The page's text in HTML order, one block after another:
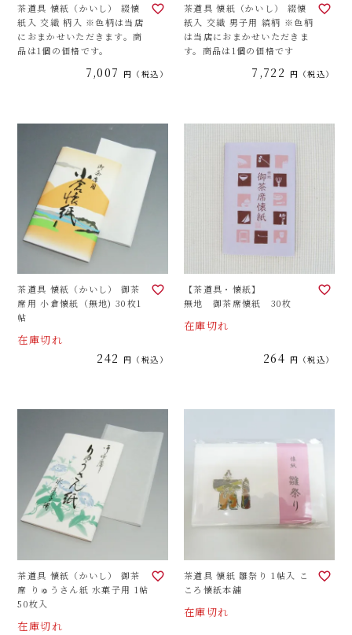
茶道具 懐紙（かいし） 綴懐
紙入 交織 柄入 ※色柄は当店
におまかせいただきます。商
品は1個の価格です。
7,007 税込
茶道具 懐紙（かいし） 綴懐
紙入 交織 男子用 縞柄 ※色柄
は当店におまかせいただきま
す。商品は1個の価格です
7,722 税込
茶道具 懐紙（かいし） 御茶
席用 小倉懐紙（無地) 30枚1
帖
在庫切れ
242 税込
【茶道具・懐紙】
無地 御茶席懐紙 30枚
在庫切れ
264 税込
茶道具 懐紙（かいし） 御茶
席 りゅうさん紙 水菓子用 1帖
50枚入
在庫切れ
茶道具 懐紙 雛祭り 1帖入 こ
ころ懐紙本舗
在庫切れ